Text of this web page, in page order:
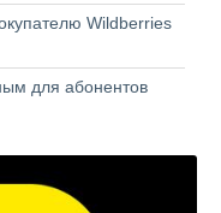
Wildberries
для абонентов